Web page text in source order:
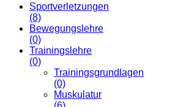
Sportverletzungen
(8)
Bewegungslehre
(0)
Trainingslehre
(0)
Trainingsgrundlagen
(0)
Muskulatur